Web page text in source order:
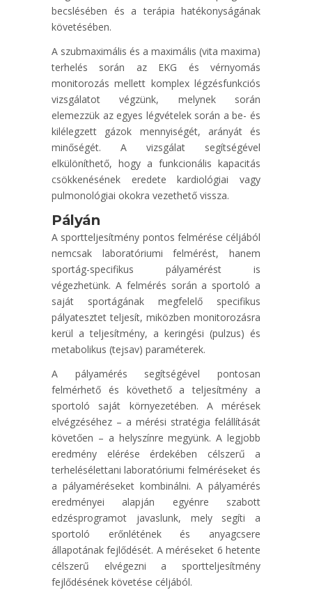
becslésében és a terápia hatékonyságának
követésében.
A szubmaximális és a maximális (vita maxima)
terhelés során az EKG és vérnyomás
monitorozás mellett komplex légzésfunkciós
vizsgálatot végzünk, melynek során
elemezzük az egyes légvételek során a be- és
kilélegzett gázok mennyiségét, arányát és
minőségét. A vizsgálat segítségével
elkülöníthető, hogy a funkcionális kapacitás
csökkenésének eredete kardiológiai vagy
pulmonológiai okokra vezethető vissza.
Pályán
A sportteljesítmény pontos felmérése céljából
nemcsak laboratóriumi felmérést, hanem
sportág-specifikus pályamérést is
végezhetünk. A felmérés során a sportoló a
saját sportágának megfelelő specifikus
pályatesztet teljesít, miközben monitorozásra
kerül a teljesítmény, a keringési (pulzus) és
metabolikus (tejsav) paraméterek.
A pályamérés segítségével pontosan
felmérhető és követhető a teljesítmény a
sportoló saját környezetében. A mérések
elvégzéséhez – a mérési stratégia felállítását
követően – a helyszínre megyünk. A legjobb
eredmény elérése érdekében célszerű a
terhelésélettani laboratóriumi felméréseket és
a pályaméréseket kombinálni. A pályamérés
eredményei alapján egyénre szabott
edzésprogramot javaslunk, mely segíti a
sportoló erőnlétének és anyagcsere
állapotának fejlődését. A méréseket 6 hetente
célszerű elvégezni a sportteljesítmény
fejlődésének követése céljából.